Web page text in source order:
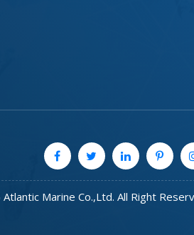
Marine Co.,Ltd. All Right